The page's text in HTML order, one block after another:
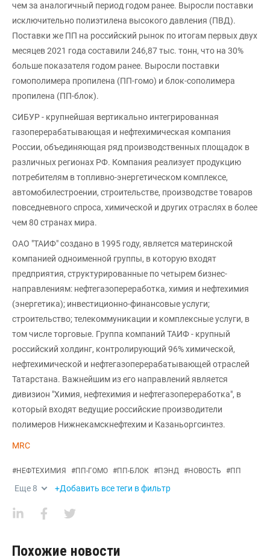
чем за аналогичный период годом ранее. Выросли поставки
исключительно полиэтилена высокого давления (ПВД).
Поставки же ПП на российский рынок по итогам первых двух
месяцев 2021 года составили 246,87 тыс. тонн, что на 30%
больше показателя годом ранее. Выросли поставки
гомополимера пропилена (ПП-гомо) и блок-сополимера
пропилена (ПП-блок).
СИБУР - крупнейшая вертикально интегрированная
газоперерабатывающая и нефтехимическая компания
России, объединяющая ряд производственных площадок в
различных регионах РФ. Компания реализует продукцию
потребителям в топливно-энергетическом комплексе,
автомобилестроении, строительстве, производстве товаров
повседневного спроса, химической и других отраслях в более
чем 80 странах мира.
ОАО "ТАИФ" создано в 1995 году, является материнской
компанией одноименной группы, в которую входят
предприятия, структурированные по четырем бизнес-
направлениям: нефтегазопереработка, химия и нефтехимия
(энергетика); инвестиционно-финансовые услуги;
строительство; телекоммуникации и комплексные услуги, в
том числе торговые. Группа компаний ТАИФ - крупный
российский холдинг, контролирующий 96% химической,
нефтехимической и нефтегазоперерабатывающей отраслей
Татарстана. Важнейшим из его направлений является
дивизион "Химия, нефтехимия и нефтегазопереработка", в
который входят ведущие российские производители
полимеров Нижнекамскнефтехим и Казаньоргсинтез.
MRC
#НЕФТЕХИМИЯ #ПП-ГОМО #ПП-БЛОК #ПЭНД #НОВОСТЬ #ПП
Еще 8 +Добавить все теги в фильтр
Похожие новости